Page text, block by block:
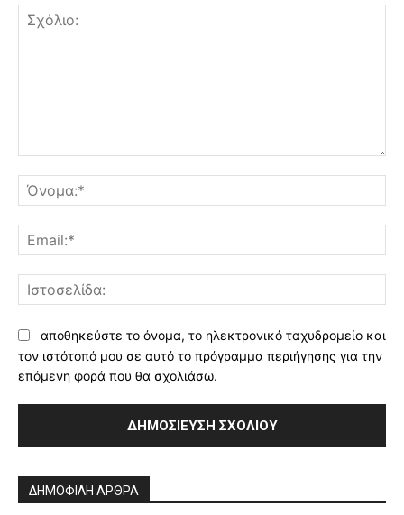
αποθηκεύστε το όνομα, το ηλεκτρονικό ταχυδρομείο και
τον ιστότοπό μου σε αυτό το πρόγραμμα περιήγησης για την
επόμενη φορά που θα σχολιάσω.
ΔΗΜΟΦΙΛΗ ΑΡΘΡΑ